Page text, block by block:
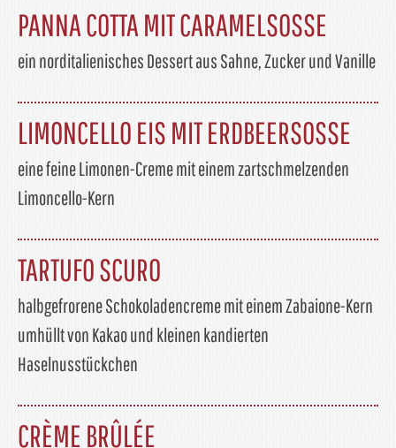
PANNA COTTA MIT CARAMELSOSSE
ein norditalienisches Dessert aus Sahne, Zucker und Vanille
LIMONCELLO EIS MIT ERDBEERSOSSE
eine feine Limonen-Creme mit einem zartschmelzenden
Limoncello-Kern
TARTUFO SCURO
halbgefrorene Schokoladencreme mit einem Zabaione-Kern
umhüllt von Kakao und kleinen kandierten
Haselnusstückchen
CRÈME BRÛLÉE